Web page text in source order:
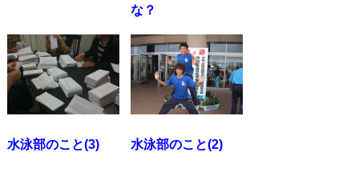
な？
水泳部のこと(3) 水泳部のこと(2)